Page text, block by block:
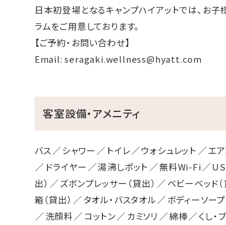
日本初登場となるキャンプハイアットでは、お
ラムをご用意しております。
【ご予約・お問い合わせ】
Email: seragaki.wellness@hyatt.com
客室設備・アメニティ
バス シャワー トイレ ウォシュレット エ
ドライヤー
湯沸しポット 無料Wi-Fi
出）
ズボンプレッサー（貸出） ベビーベッド（
箱（貸出）
タオル・バスタオル ボディーソー
洗顔料
コットン カミソリ 綿棒 くし・